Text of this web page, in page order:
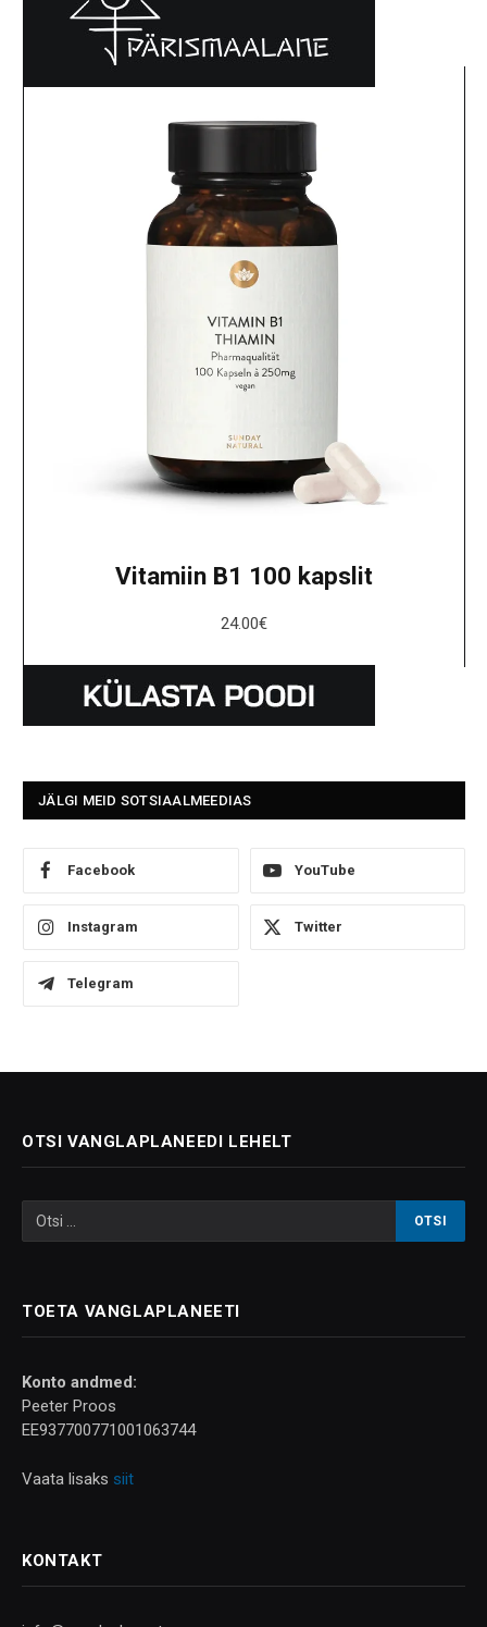
Vitamiin B1 100 kapslit
24.00€
JÄLGI MEID SOTSIAALMEEDIAS
Facebook YouTube
Instagram Twitter
Telegram
OTSI VANGLAPLANEEDI LEHELT
TOETA VANGLAPLANEETI
Konto andmed:
Peeter Proos
EE937700771001063744
Vaata lisaks siit
KONTAKT